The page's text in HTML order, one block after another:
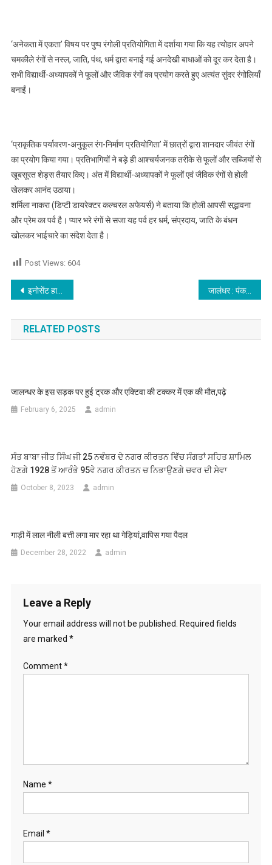
‘अनेकता में एकता’ विषय पर पुष्प रंगोली प्रतियोगिता में दर्शाया गया कि यह त्योहार अपने
चमकीले रंगों से नस्ल, जाति, पंथ, धर्म द्वारा बनाई गई अनदेखी बाधाओं को दूर कर देता है।
सभी विद्यार्थी-अध्यापकों ने फूलों और जैविक रंगों का प्रयोग करते हुए अत्यंत सुंदर रंगोलियाँ
बनाईं।
‘प्राकृतिक पर्यावरण-अनुकूल रंग-निर्माण प्रतियोगिता’ में छात्रों द्वारा शानदार जीवंत रंगों
का प्रयोग किया गया। प्रतिभागियों ने बड़े ही आश्चर्यजनक तरीके से फूलों और सब्जियों से
खूबसूरत शेड्स तैयार किए। अंत में विद्यार्थी-अध्यापकों ने फूलों एवं जैविक रंगों से होली
खेलकर आनंद उठाया।
शर्मिला नाकरा (डिप्टी डायरेक्टर कल्चरल अफेयर्स) ने बताया कि होली आपसी सद्भावना
और प्रेम का पर्व है। प्यार भरे रंगों से सजा यह पर्व हर धर्म, संप्रदाय, जाति के बंधन
खोलकर भाईचारे का संदेश देता है।
Post Views: 604
Post navigation
इनोसेंट हार्ट्स ग्रुप ऑफ़ इंस्टीट्यूशंस द्वारा ‘टर्निंग पैशन इनटू प्रॉफिट’ एंड ‘ई वेस्ट’ पर आयोजित सेमिनार जालंधर : पंकज जुल्का की अध्यक्षता में सैंकड़ों युवा हुए भाजपा में शामिल
RELATED POSTS
जालन्धर के इस सड़क पर हुई ट्रक और एक्टिवा की टक्कर में एक की मौत,पढ़े
February 6, 2025 admin
ਸੰਤ ਬਾਬਾ ਜੀਤ ਸਿੰਘ ਜੀ 25 ਨਵੰਬਰ ਦੇ ਨਗਰ ਕੀਰਤਨ ਵਿੱਚ ਸੰਗਤਾਂ ਸਹਿਤ ਸ਼ਾਮਿਲ
ਹੋਣਗੇ 1928 ਤੋਂ ਆਰੰਭੇ 95ਵੇ ਨਗਰ ਕੀਰਤਨ ਚ ਨਿਭਾਉਣਗੇ ਚਵਰ ਦੀ ਸੇਵਾ
October 8, 2023 admin
गाड़ी में लाल नीली बत्ती लगा मार रहा था गेड़ियां,वापिस गया पैदल
December 28, 2022 admin
Leave a Reply
Your email address will not be published.
Required fields
are marked *
Comment*
Name *
Email *